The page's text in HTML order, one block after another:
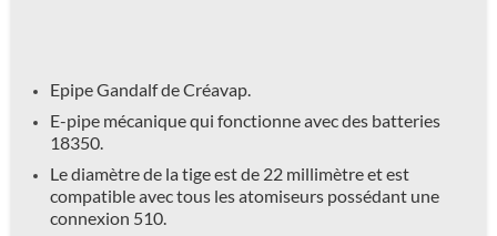
Epipe Gandalf de Créavap.
E-pipe mécanique qui fonctionne avec des batteries
18350.
Le diamètre de la tige est de 22 millimètre et est
compatible avec tous les atomiseurs possédant une
connexion 510.